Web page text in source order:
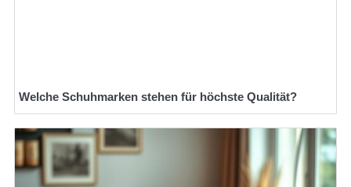
Welche Schuhmarken stehen für höchste Qualität?